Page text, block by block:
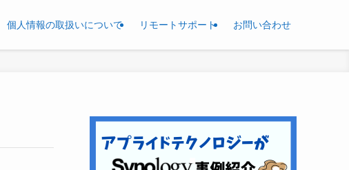
個人情報の取扱いについて リモートサポート お問い合わせ